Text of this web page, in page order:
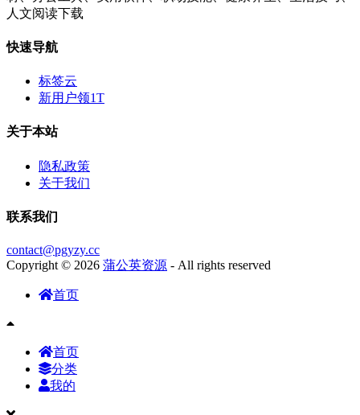
人文阅读下载
快速导航
标签云
新用户领1T
关于本站
隐私政策
关于我们
联系我们
contact@pgyzy.cc
Copyright © 2026 蒲公英资源 - All rights reserved
首页
首页
分类
我的